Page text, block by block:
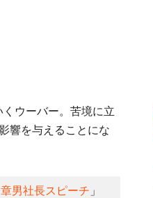
ウーバー。苦境に立
響を与えることにな
男社長スピーチ 」